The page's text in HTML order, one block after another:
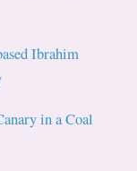
Ibrahim
in a Coal